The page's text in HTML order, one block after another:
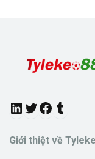
L
i
T
w
F
a
T
u
Giới thiệt về